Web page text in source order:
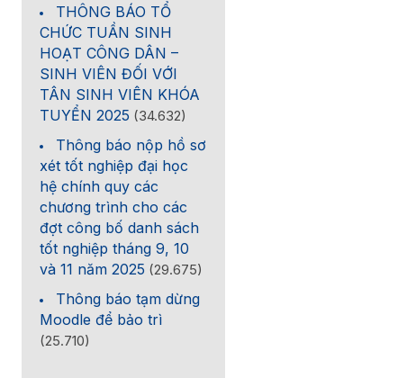
THÔNG BÁO TỔ
CHỨC TUẦN SINH
HOẠT CÔNG DÂN –
SINH VIÊN ĐỐI VỚI
TÂN SINH VIÊN KHÓA
TUYỂN 2025 (34.632)
Thông báo nộp hồ sơ
xét tốt nghiệp đại học
hệ chính quy các
chương trình cho các
đợt công bố danh sách
tốt nghiệp tháng 9, 10
và 11 năm 2025 (29.675)
Thông báo tạm dừng
Moodle để bảo trì
(25.710)